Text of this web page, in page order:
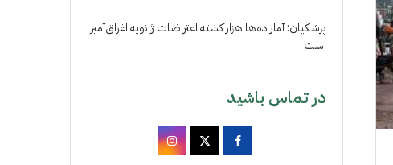
پزشکیان: آمار ده‌ها هزار کشته اعتراضات ژانویه اغراق‌آمیز
است
در تماس باشید